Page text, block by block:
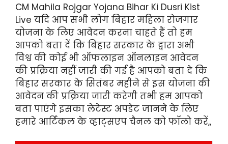
CM Mahila Rojgar Yojana Bihar Ki Dusri Kist
Live यदि आप सभी लोग बिहार महिला रोजगार
योजना के लिए आवेदन करना चाहते हैं तो हम
आपको बता दें कि बिहार सरकार के द्वारा अभी
विश्व की कोई भी ऑफलाइन ऑनलाइन आवेदन
की प्रक्रिया नहीं जारी की गई है आपको बता दे कि
बिहार सरकार के सितंबर महीने से इस योजना की
आवेदन की प्रक्रिया जारी करेगी तभी हम आपको
बता पाएंगे इसका लेटेस्ट अपडेट जानने के लिए
हमारे आर्टिकल के व्हाट्सएप चैनल को फॉलो करें,,